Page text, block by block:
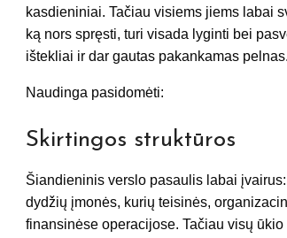
kasdieniniai. Tačiau visiems jiems labai
ką nors spręsti, turi visada lyginti bei
ištekliai ir dar gautas pakankamas
Naudinga pasidomėti:
Skirtingos struktūros
Šiandieninis verslo pasaulis labai
dydžių įmonės, kurių teisinės,
finansinėse operacijose. Tačiau visų